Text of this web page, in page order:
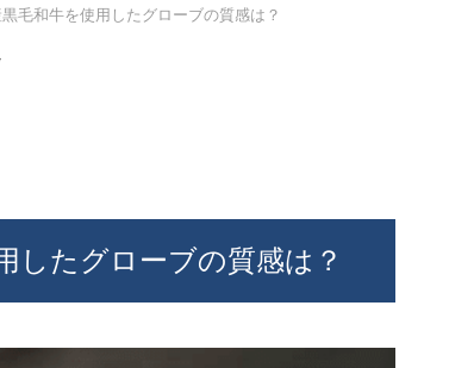
毛和牛を使用したグローブの質感は？
したグローブの質感は？